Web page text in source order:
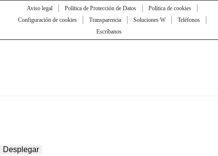
Aviso legal Política de Protección de Datos
Política de cookies
Configuración de cookies
Transparencia Soluciones W
Teléfonos
Escríbanos
Desplegar